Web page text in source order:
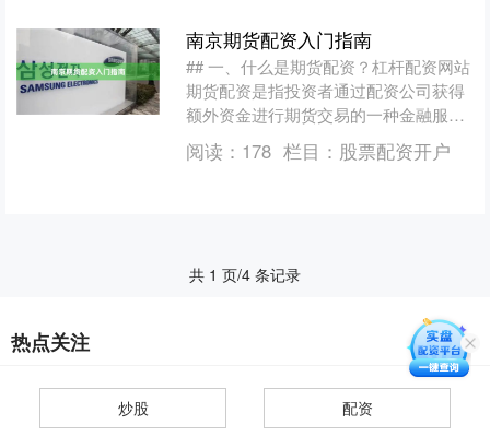
南京期货配资入门指南
## 一、什么是期货配资？杠杆配资网站
期货配资是指投资者通过配资公司获得
额外资金进行期货交易的一种金融服
务。简单来说，就是投资者以自有资金
作为保证金，配资公司....
阅读： 178 栏目： 股票配资开户
共 1 页/4 条记录
热点关注
炒股 配资